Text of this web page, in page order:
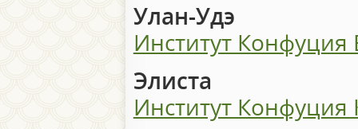
Улан-Удэ
Институт Конфуция
Элиста
Институт Конфуция